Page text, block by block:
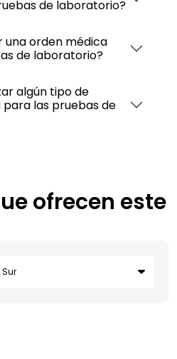
de laboratorio?
una orden médica
de laboratorio?
algún tipo de
las pruebas de
ofrecen este